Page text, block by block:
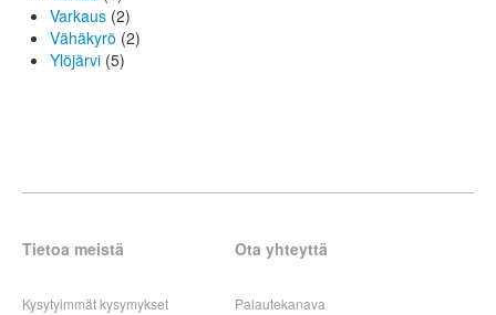
Varkaus (2)
Vähäkyrö (2)
Ylöjärvi (5)
Tietoa meistä
Kysytyimmät kysymykset
Ota yhteyttä
Palautekanava